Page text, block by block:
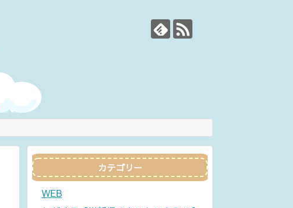
カテゴリー
WEB